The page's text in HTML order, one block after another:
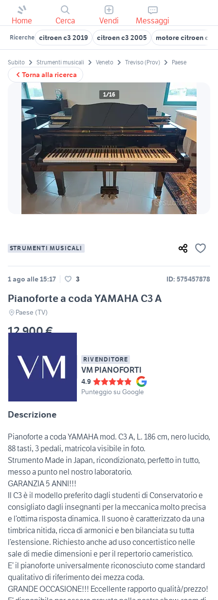
Home Cerca Vendi Messaggi
Ricerche citroen c3 2019 citroen c3 2005 motore citroen c3
Torna alla ricerca
Subito Strumenti musicali Veneto Treviso (Prov) Paese
1/16
STRUMENTI MUSICALI
1 ago alle 15:17 3 ID: 575457878
Pianoforte a coda YAMAHA C3 A
Paese (TV)
12.900 €
RIVENDITORE
VM PIANOFORTI
4.9
Punteggio su Google
Descrizione
Pianoforte a coda YAMAHA mod. C3 A, L. 186 cm, nero lucido,
88 tasti, 3 pedali, matricola visibile in foto.
Strumento Made in Japan, ricondizionato, perfetto in tutto,
messo a punto nel nostro laboratorio.
GARANZIA 5 ANNI!!!
Il C3 è il modello preferito dagli studenti di Conservatorio e
consigliato dagli insegnanti per la meccanica molto precisa
e l’ottima risposta dinamica. Il suono è caratterizzato da una
timbrica nitida, ricca di armonici e ben bilanciata su tutta
l’estensione. Richiesto anche ad uso concertistico nelle
sale di medie dimensioni e per il repertorio cameristico.
E’ il pianoforte universalmente riconosciuto come standard
qualitativo di riferimento dei mezza coda.
GRANDE OCCASIONE!!! Eccellente rapporto qualità/prezzo!